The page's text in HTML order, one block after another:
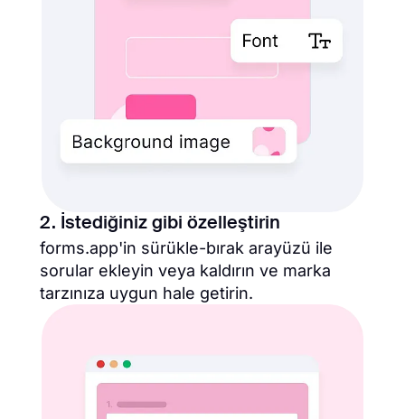
2. İstediğiniz gibi özelleştirin
forms.app'in sürükle-bırak arayüzü ile
sorular ekleyin veya kaldırın ve marka
tarzınıza uygun hale getirin.